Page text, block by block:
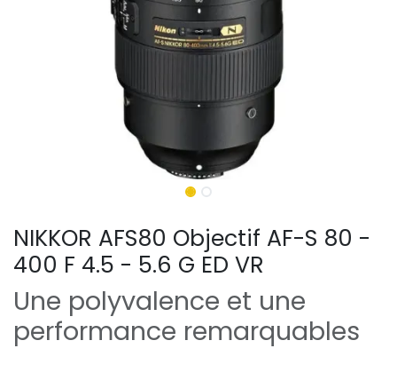
NIKKOR AFS80 Objectif AF-S 80 -
400 F 4.5 - 5.6 G ED VR
Une polyvalence et une
performance remarquables